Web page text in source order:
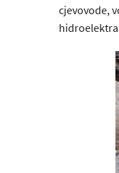
cjevovode,